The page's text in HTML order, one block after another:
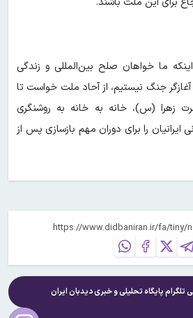
ما خواهان صلح بین‌المللی و زندگی
جنگ نیستیم، از آحاد ملت خواست تا
زهرا (س)، خانه به خانه به روشنگری
و اتحاد ۹۰ میلیونی ایرانیان را برای دوران مهم بازسازی پس از
تلگرام پایگاه تحلیلی و خبریدیدبان ایران